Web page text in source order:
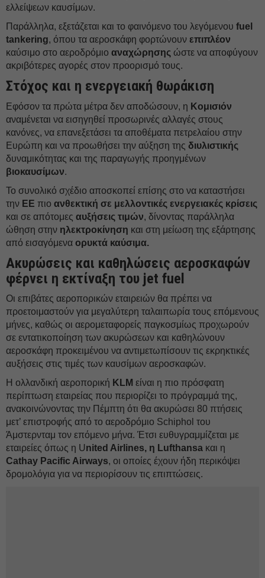
ελλείψεων καυσίμων.
Παράλληλα, εξετάζεται και το φαινόμενο του λεγόμενου fuel
tankering, όπου τα αεροσκάφη φορτώνουν επιπλέον
καύσιμο στο αεροδρόμιο αναχώρησης ώστε να αποφύγουν
ακριβότερες αγορές στον προορισμό τους.
Στόχος και η ενεργειακή θωράκιση
Εφόσον τα πρώτα μέτρα δεν αποδώσουν, η Κομισιόν
αναμένεται να εισηγηθεί προσωρινές αλλαγές στους
κανόνες, να επανεξετάσει τα αποθέματα πετρελαίου στην
Ευρώπη και να προωθήσει την αύξηση της διυλιστικής
δυναμικότητας και της παραγωγής προηγμένων
βιοκαυσίμων.
Το συνολικό σχέδιο αποσκοπεί επίσης στο να καταστήσει
την ΕΕ πιο ανθεκτική σε μελλοντικές ενεργειακές κρίσεις
και σε απότομες αυξήσεις τιμών, δίνοντας παράλληλα
ώθηση στην ηλεκτροκίνηση και στη μείωση της εξάρτησης
από εισαγόμενα ορυκτά καύσιμα.
Ακυρώσεις και καθηλώσεις αεροσκαφών
φέρνει η εκτίναξη του jet fuel
Οι επιβάτες αεροπορικών εταιρειών θα πρέπει να
προετοιμαστούν για μεγαλύτερη ταλαιπωρία τους επόμενους
μήνες, καθώς οι αερομεταφορείς παγκοσμίως προχωρούν
σε εντατικοποίηση των ακυρώσεων και καθηλώνουν
αεροσκάφη προκειμένου να αντιμετωπίσουν τις εκρηκτικές
αυξήσεις στις τιμές των καυσίμων αεροσκαφών.
Η ολλανδική αεροπορική KLM είναι η πιο πρόσφατη
περίπτωση εταιρείας που περιορίζει το πρόγραμμά της,
ανακοινώνοντας την Πέμπτη ότι θα ακυρώσει 80 πτήσεις
μετ’ επιστροφής από το αεροδρόμιο Schiphol του
Άμστερνταμ τον επόμενο μήνα. Έτσι ευθυγραμμίζεται με
εταιρείες όπως η United Airlines, η Lufthansa και η
Cathay Pacific Airways, οι οποίες έχουν ήδη περικόψει
δρομολόγια για να περιορίσουν τις επιπτώσεις.